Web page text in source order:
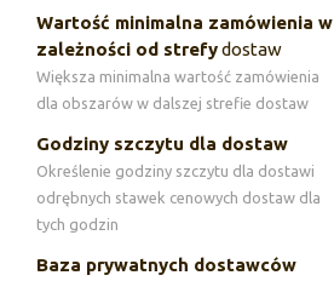
Wartość minimalna zamówienia w
zależności od strefydostaw
Większa minimalna wartość zamówienia
dla obszarów w dalszej strefie dostaw
Godziny szczytu dla dostaw
Określenie godziny szczytu dla dostawi
odrębnych stawek cenowych dostaw dla
tych godzin
Baza prywatnych dostawców